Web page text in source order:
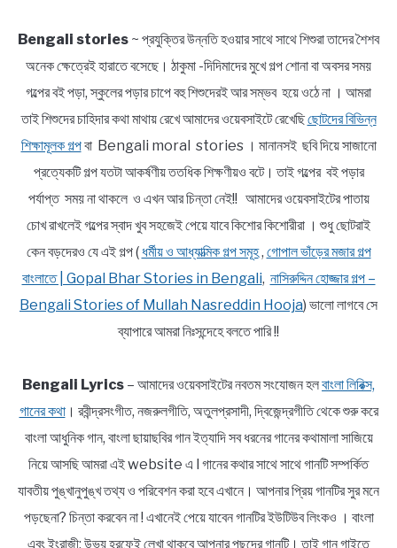
Bengali stories ~ প্রযুক্তির উন্নতি হওয়ার সাথে সাথে শিশুরা তাদের শৈশব
অনেক ক্ষেত্রেই হারাতে বসেছে। ঠাকুমা -দিদিমাদের মুখে গল্প শোনা বা অবসর সময়
গল্পের বই পড়া, স্কুলের পড়ার চাপে বহু শিশুদেরই আর সম্ভব হয়ে ওঠে না । আমরা
তাই শিশুদের চাহিদার কথা মাথায় রেখে আমাদের ওয়েবসাইটে রেখেছিছোটদের বিভিন্ন
শিক্ষামূলক গল্পবা Bengali moral stories । মানানসই ছবি দিয়ে সাজানো
প্রত্যেকটি গল্প যতটা আকর্ষণীয় ততধিক শিক্ষণীয়ও বটে। তাই গল্পের বই পড়ার
পর্যাপ্ত সময় না থাকলে ও এখন আর চিন্তা নেই!! আমাদের ওয়েবসাইটের পাতায়
চোখ রাখলেই গল্পের স্বাদ খুব সহজেই পেয়ে যাবে কিশোর কিশোরীরা । শুধু ছোটরাই
কেন বড়দেরও যে এই গল্প ( ধর্মীয় ও আধ্যাত্মিক গল্প সমূহ, গোপাল ভাঁড়ের মজার গল্প
বাংলাতে | Gopal Bhar Stories in Bengali, নাসিরুদ্দিন হোজ্জার গল্প –
Bengali Stories of Mullah Nasreddin Hooja) ভালো লাগবে সে
ব্যাপারে আমরা নিঃসন্দেহে বলতে পারি !!
Bengali Lyrics – আমাদের ওয়েবসাইটের নবতম সংযোজন হলবাংলা লিরিক্স,
গানের কথা। রবীন্দ্রসংগীত, নজরুলগীতি, অতুলপ্রসাদী, দ্বিজেন্দ্রগীতি থেকে শুরু করে
বাংলা আধুনিক গান, বাংলা ছায়াছবির গান ইত্যাদি সব ধরনের গানের কথামালা সাজিয়ে
নিয়ে আসছি আমরা এই website এ l গানের কথার সাথে সাথে গানটি সম্পর্কিত
যাবতীয় পুঙ্খানুপুঙ্খ তথ্য ও পরিবেশন করা হবে এখানে। আপনার প্রিয় গানটির সুর মনে
পড়ছেনা? চিন্তা করবেন না ! এখানেই পেয়ে যাবেন গানটির ইউটিউব লিংকও । বাংলা
এবং ইংরাজী; উভয় হরফেই লেখা থাকবে আপনার পছন্দের গানটি। তাই গান গাইতে